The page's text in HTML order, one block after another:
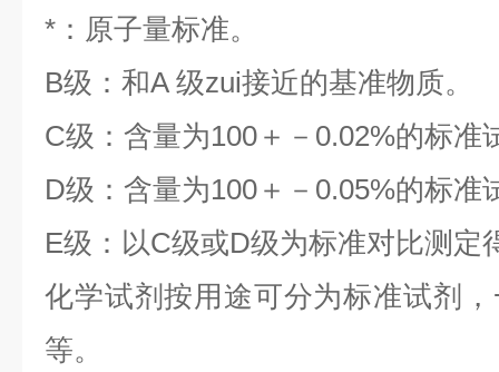
*：原子量标准。
B级：和A 级zui接近的基准物质。
C级：含量为100＋－0.02%的标准
D级：含量为100＋－0.05%的标准
E级：以C级或D级为标准对比测定
化学试剂按用途可分为标准试剂
等。